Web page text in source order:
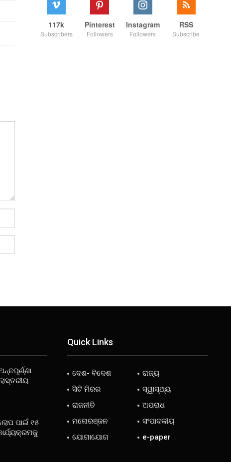
117k
Subscribers
Pinterest
Followers
Instagram
Followers
RSS
Subscribe
ପାଇଁ ୧୫
Quick Links
ଦେଶ- ବିଦେଶ
ରାଜ୍ୟ
ସିଟି ମିରର
ସ୍ୱାସ୍ଥ୍ୟ
ରାଜନୀତି
ଅପରାଧ
ମନୋରଞ୍ଜନ
ସଂପାଦକୀୟ
ଯୋଗାଯୋଗ
e-paper